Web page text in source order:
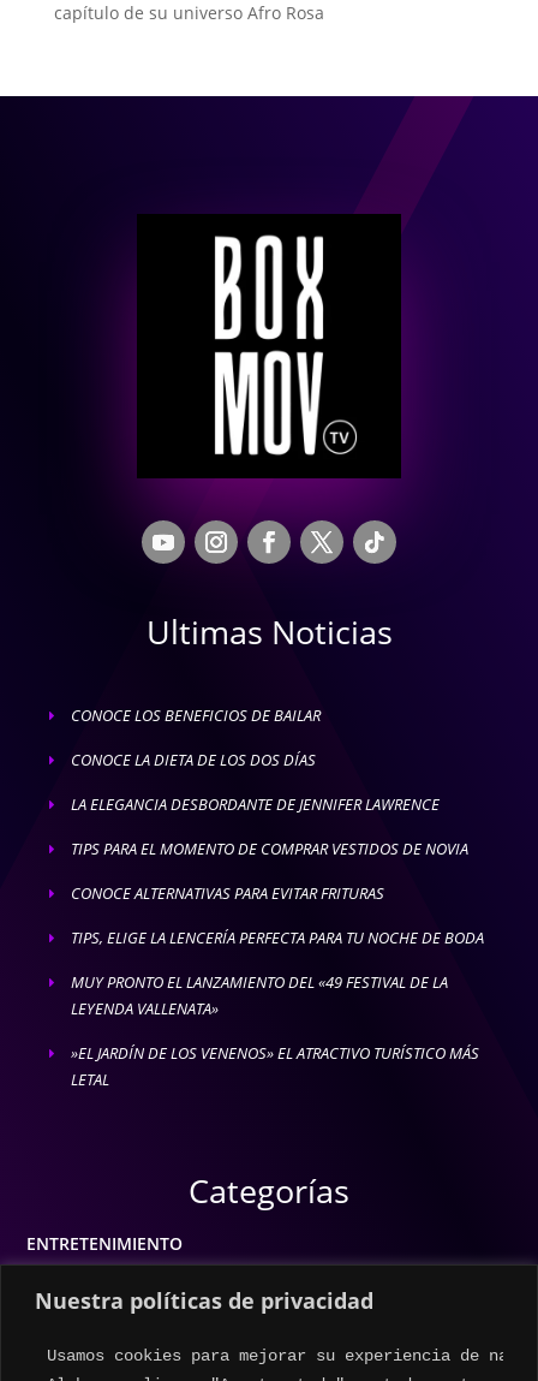
Nuestra políticas de privacidad
Usamos cookies para mejorar su experiencia de
capítulo de su universo Afro Rosa
Ultimas Noticias
E CONOCE LOS BENEFICIOS DE BAILAR
E CONOCE LA DIETA DE LOS DOS DÍAS
E LA ELEGANCIA DESBORDANTE DE JENNIFER LAWRENCE
E TIPS PARA EL MOMENTO DE COMPRAR VESTIDOS DE NOVIA
E CONOCE ALTERNATIVAS PARA EVITAR FRITURAS
E TIPS, ELIGE LA LENCERÍA PERFECTA PARA TU NOCHE DE BODA
E
MUY PRONTO EL LANZAMIENTO DEL «49 FESTIVAL DE LA
LEYENDA VALLENATA»
E
»EL JARDÍN DE LOS VENENOS» EL ATRACTIVO TURÍSTICO MÁS
LETAL
Categorías
ENTRETENIMIENTO
ESTILO DE VIDA